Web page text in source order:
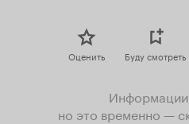
Оценить Буду смотреть
Информации
но это временно —